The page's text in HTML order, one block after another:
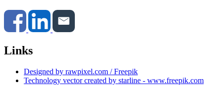
Links
Designed by rawpixel.com / Freepik
Technology vector created by starline - www.freepik.com